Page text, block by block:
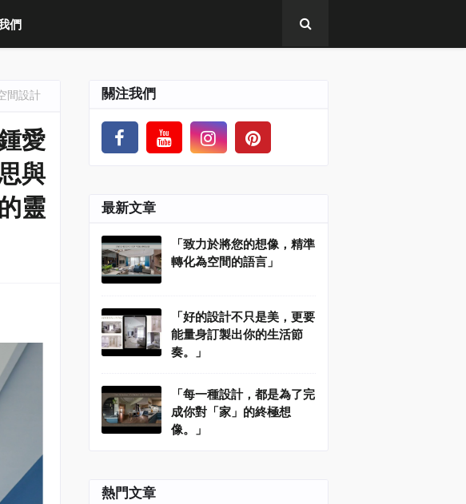
們
間設計
愛
與
靈
關注我們
最新文章
「致力於將您的想像，精準
轉化為空間的語言」
「好的設計不只是美，更要
能量身訂製出你的生活節
奏。」
「每一種設計，都是為了完
成你對「家」的終極想
像。」
熱門文章